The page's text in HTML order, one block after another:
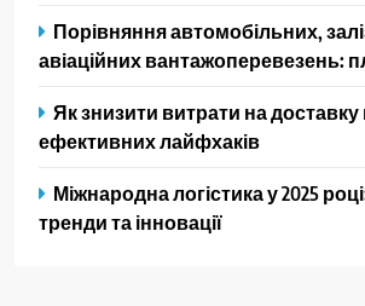
Порівняння автомобільних,
авіаційних вантажоперевезень:
Як знизити витрати на доставку
ефективних лайфхаків
Міжнародна логістика у 2025
тренди та інновації